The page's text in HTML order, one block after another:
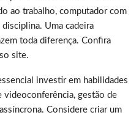
ao trabalho, computador com
Uma cadeira
toda diferença. Confira
site.
investir em habilidades
videoconferência, gestão de
Considere criar um